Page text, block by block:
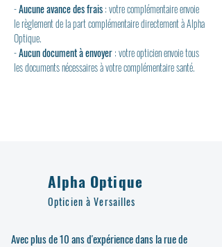
- Aucune avance des frais : votre complémentaire envoie
le règlement de la part complémentaire directement à Alpha
Optique.
- Aucun document à envoyer : votre opticien envoie tous
les documents nécessaires à votre complémentaire santé.
Alpha Optique
Opticien à Versailles
Avec plus de 10 ans d'expérience dans la rue de